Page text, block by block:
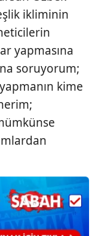
ikliminin
yapmasına
soruyorum;
kime